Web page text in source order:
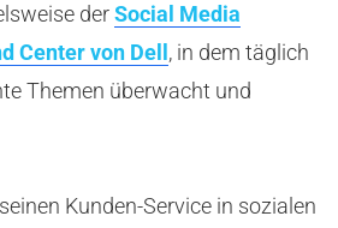
derSocial Media
Center von Dell , in dem täglich
Themen überwacht und
Kunden-Service in sozialen